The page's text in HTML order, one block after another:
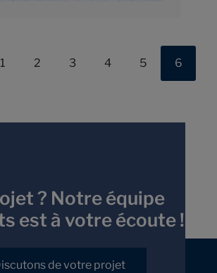
1 2 3 4 5 6
? Notre équipe
est à votre écoute !
de votre projet